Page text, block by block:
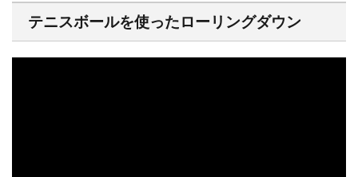
テニスボールを使ったローリングダウン